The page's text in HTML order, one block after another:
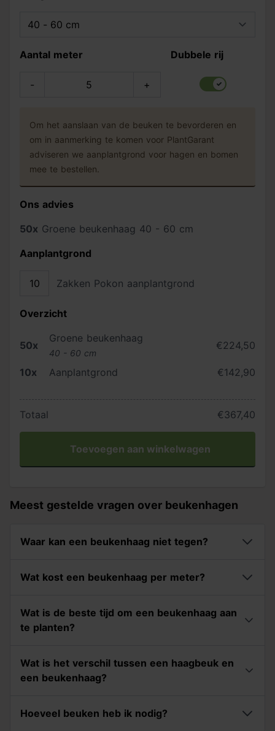
Aantal meter
- +
Dubbele rij
Dubbele rij
Om het aanslaan van de beuken te bevorderen en
om in aanmerking te komen voor PlantGarant
adviseren we aanplantgrond voor hagen en bomen
mee te bestellen.
Ons advies
50x Groene beukenhaag 40 - 60 cm
Aanplantgrond
Zakken Pokon aanplantgrond
Overzicht
50x
Groene beukenhaag
40 - 60 cm
€224,50
10x Aanplantgrond €142,90
Totaal €367,40
Toevoegen aan winkelwagen
Meest gestelde vragen over beukenhagen
Waar kan een beukenhaag niet tegen?
Wat kost een beukenhaag per meter?
Wat is de beste tijd om een beukenhaag aan
te planten?
Wat is het verschil tussen een haagbeuk en
een beukenhaag?
Hoeveel beuken heb ik nodig?